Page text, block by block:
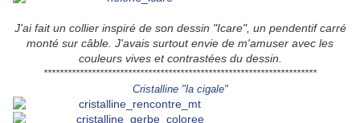
J'ai fait un collier inspiré de son dessin "Icare", un pendentif carré
monté sur câble. J'avais surtout envie de m'amuser avec les
couleurs vives et contrastées du dessin.
********************************************************************
Cristalline "la cigale"